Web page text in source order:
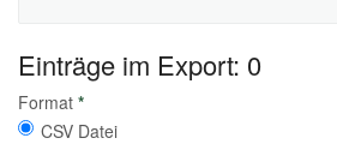
Einträge im Export: 0
Format *
CSV Datei